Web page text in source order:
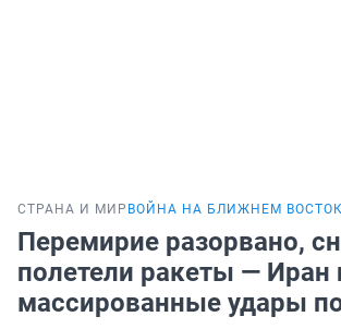
СТРАНА И МИР ВОЙНА НА БЛИЖНЕМ
Перемирие разорвано,
полетели ракеты — Иран
массированные удары